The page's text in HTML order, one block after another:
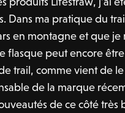
Dans ma pratique du
en montagne et que je
flasque peut encore
trail, comme vient de
de la marque
de ce côté très